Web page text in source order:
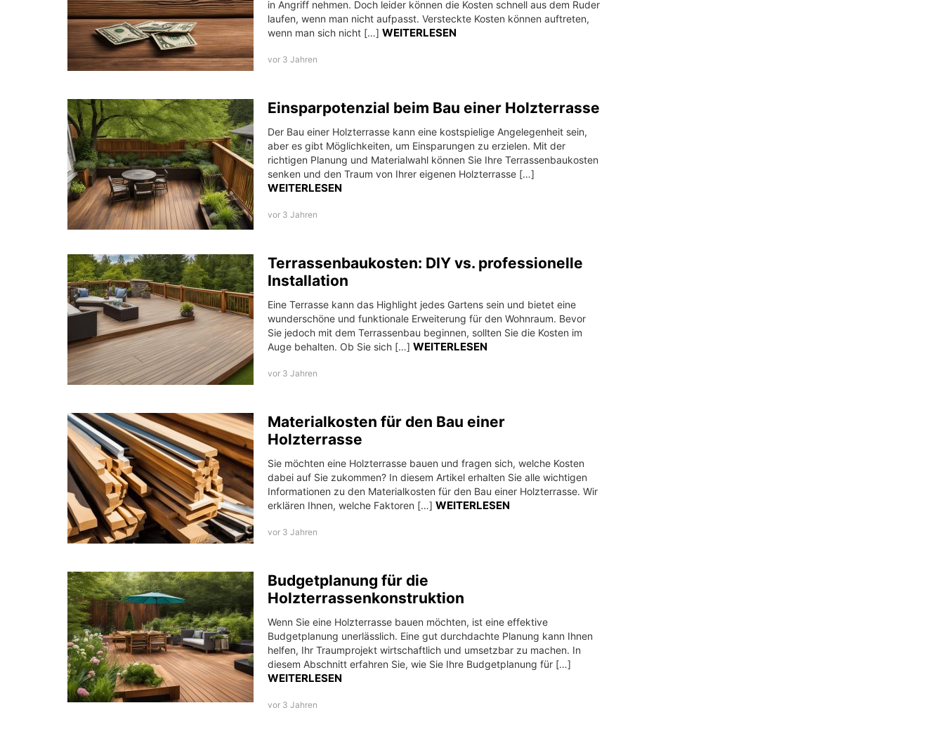
in Angriff nehmen. Doch leider können die Kosten schnell aus dem Ruder
laufen, wenn man nicht aufpasst. Versteckte Kosten können auftreten,
wenn man sich nicht […] WEITERLESEN
vor 3 Jahren
Einsparpotenzial beim Bau einer Holzterrasse
Der Bau einer Holzterrasse kann eine kostspielige Angelegenheit sein,
aber es gibt Möglichkeiten, um Einsparungen zu erzielen. Mit der
richtigen Planung und Materialwahl können Sie Ihre Terrassenbaukosten
senken und den Traum von Ihrer eigenen Holzterrasse […]
WEITERLESEN
vor 3 Jahren
Terrassenbaukosten: DIY vs. professionelle
Installation
Eine Terrasse kann das Highlight jedes Gartens sein und bietet eine
wunderschöne und funktionale Erweiterung für den Wohnraum. Bevor
Sie jedoch mit dem Terrassenbau beginnen, sollten Sie die Kosten im
Auge behalten. Ob Sie sich […] WEITERLESEN
vor 3 Jahren
Materialkosten für den Bau einer
Holzterrasse
Sie möchten eine Holzterrasse bauen und fragen sich, welche Kosten
dabei auf Sie zukommen? In diesem Artikel erhalten Sie alle wichtigen
Informationen zu den Materialkosten für den Bau einer Holzterrasse. Wir
erklären Ihnen, welche Faktoren […] WEITERLESEN
vor 3 Jahren
Budgetplanung für die
Holzterrassenkonstruktion
Wenn Sie eine Holzterrasse bauen möchten, ist eine effektive
Budgetplanung unerlässlich. Eine gut durchdachte Planung kann Ihnen
helfen, Ihr Traumprojekt wirtschaftlich und umsetzbar zu machen. In
diesem Abschnitt erfahren Sie, wie Sie Ihre Budgetplanung für […]
WEITERLESEN
vor 3 Jahren